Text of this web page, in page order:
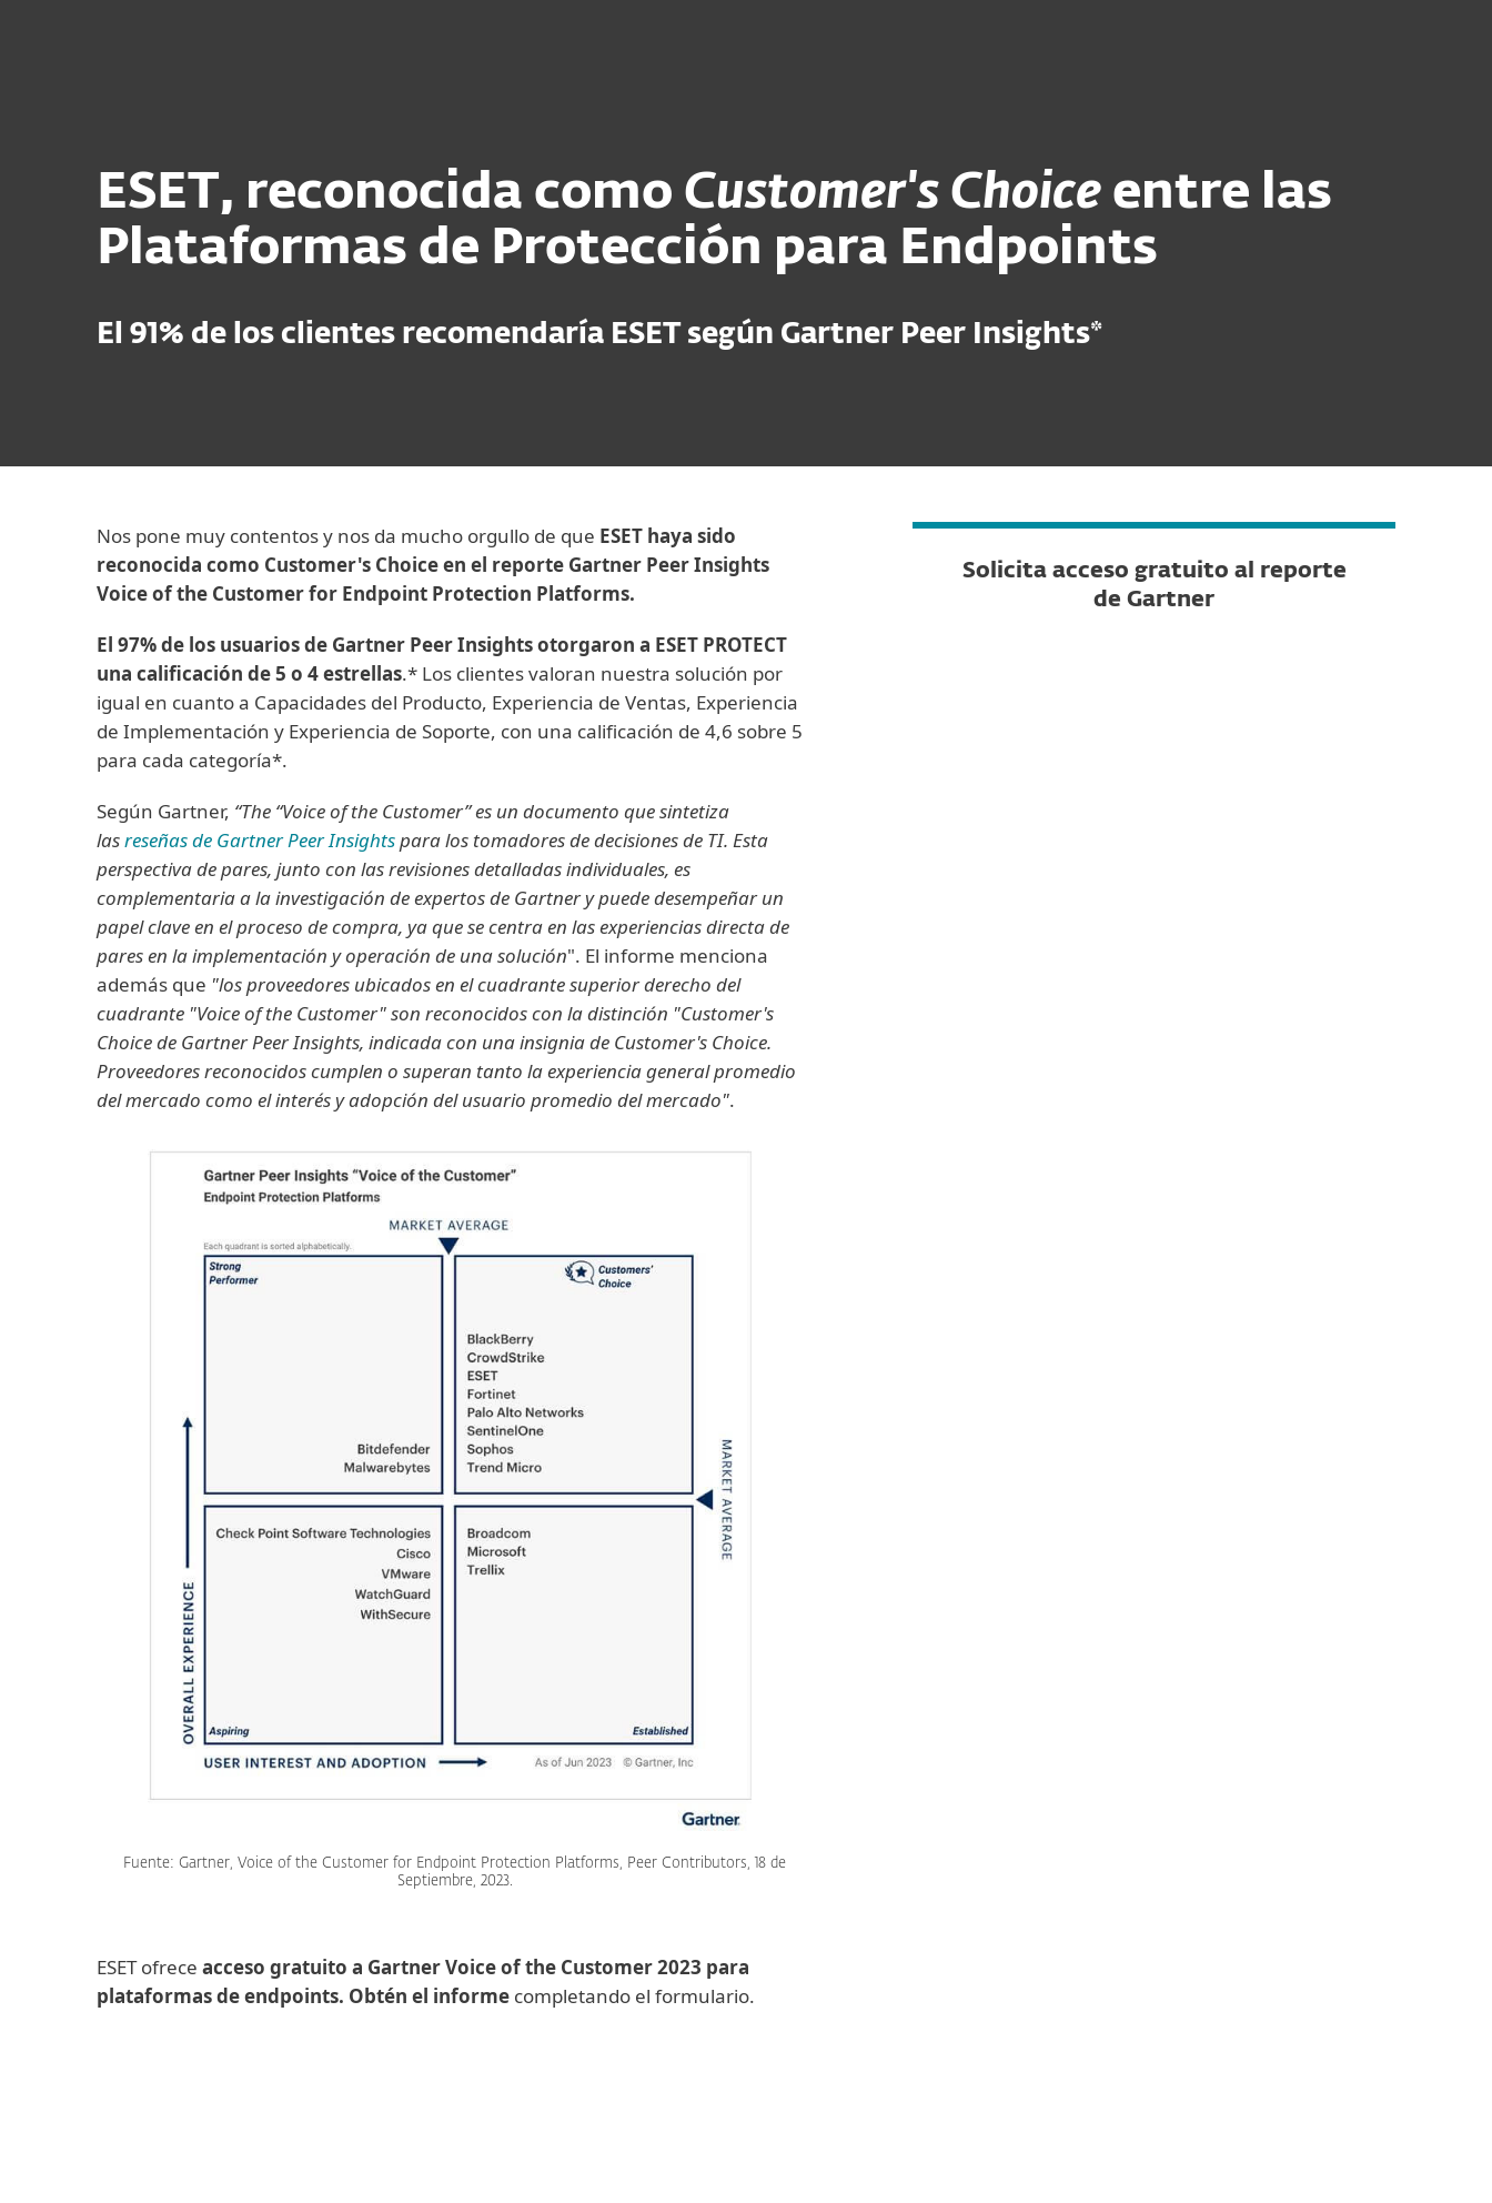
ESET, reconocida como Customer's Choice entre las
Plataformas de Protección para Endpoints
El 91% de los clientes recomendaría ESET según Gartner Peer Insights*
Nos pone muy contentos y nos da mucho orgullo de que ESET haya sido
reconocida como Customer's Choice en el reporte Gartner Peer Insights
Voice of the Customer for Endpoint Protection Platforms.
El 97% de los usuarios de Gartner Peer Insights otorgaron a ESET PROTECT
una calificación de 5 o 4 estrellas.* Los clientes valoran nuestra solución por
igual en cuanto a Capacidades del Producto, Experiencia de Ventas, Experiencia
de Implementación y Experiencia de Soporte, con una calificación de 4,6 sobre 5
para cada categoría*.
Según Gartner, “The “Voice of the Customer” es un documento que sintetiza
lasreseñas de Gartner Peer Insightspara los tomadores de decisiones de TI. Esta
perspectiva de pares, junto con las revisiones detalladas individuales, es
complementaria a la investigación de expertos de Gartner y puede desempeñar un
papel clave en el proceso de compra, ya que se centra en las experiencias directa de
pares en la implementación y operación de una solución". El informe menciona
además que "los proveedores ubicados en el cuadrante superior derecho del
cuadrante "Voice of the Customer" son reconocidos con la distinción "Customer's
Choice de Gartner Peer Insights, indicada con una insignia de Customer's Choice.
Proveedores reconocidos cumplen o superan tanto la experiencia general promedio
del mercado como el interés y adopción del usuario promedio del mercado".
Fuente: Gartner, Voice of the Customer for Endpoint Protection Platforms, Peer Contributors, 18 de
Septiembre, 2023.
ESET ofrece acceso gratuito a Gartner Voice of the Customer 2023 para
plataformas de endpoints. Obtén el informe completando el formulario.
Solicita acceso gratuito al reporte
de Gartner